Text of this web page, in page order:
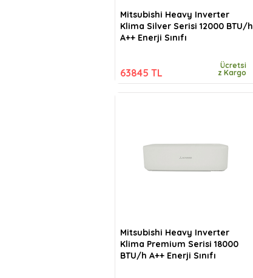
Mitsubishi Heavy Inverter
Klima Silver Serisi 12000 BTU/h
A++ Enerji Sınıfı
63845 TL
Ücretsi
z Kargo
Mitsubishi Heavy Inverter
Klima Premium Serisi 18000
BTU/h A++ Enerji Sınıfı